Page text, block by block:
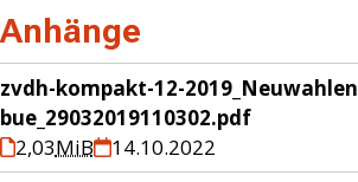
Anhänge
zvdh-kompakt-12-
bue_29032019110302.pdf
2,03MiB 14.10.2022